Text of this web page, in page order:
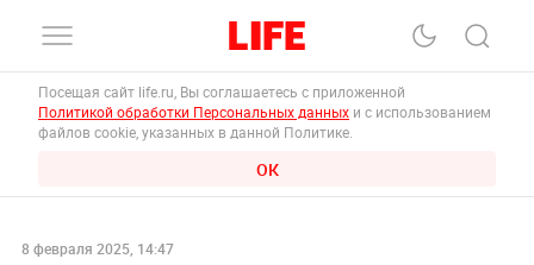
Посещая сайт life.ru, Вы соглашаетесь с приложенной
Политикой обработки Персональных данных и с использованием
файлов cookie, указанных в данной Политике.
ОК
8 февраля 2025, 14:47